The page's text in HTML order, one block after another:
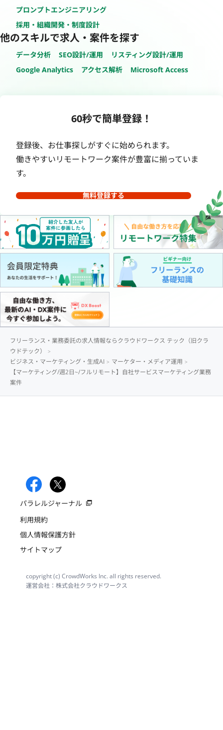
プロンプトエンジニアリング
採用・組織開発・制度設計
他のスキルで求人・案件を探す
データ分析 SEO設計/運用
リスティング設計/運用
Google Analytics
アクセス解析 Microsoft Access
60秒で簡単登録！
登録後、お仕事探しがすぐに始められます。
働きやすいリモートワーク案件が豊富に揃っていま
す。
無料登録する
フリーランス・業務委託の求人情報ならクラウドワークス テック（旧クラ
ウドテック）
ビジネス・マーケティング・生成AI
マーケター・メディア運用
【マーケティング/週2日~/フルリモート】自社サービスマーケティング業務
案件
パラレルジャーナル
利用規約
個人情報保護方針
サイトマップ
copyright (c) CrowdWorks Inc. all rights reserved.
運営会社：株式会社クラウドワークス